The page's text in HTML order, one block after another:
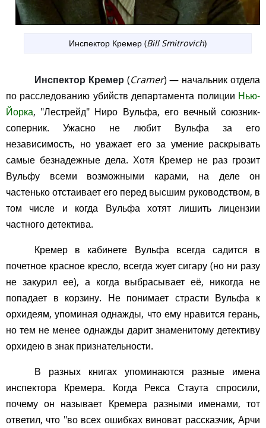
Инспектор Кремер (Bill Smitrovich)
Инспектор Кремер (Cramer) — начальник отдела
по расследованию убийств департамента полиции Нью-
Йорка, "Лестрейд" Ниро Вульфа, его вечный союзник-
соперник. Ужасно не любит Вульфа за его
независимость, но уважает его за умение раскрывать
самые безнадежные дела. Хотя Кремер не раз грозит
Вульфу всеми возможными карами, на деле он
частенько отстаивает его перед высшим руководством, в
том числе и когда Вульфа хотят лишить лицензии
частного детектива.
Кремер в кабинете Вульфа всегда садится в
почетное красное кресло, всегда жует сигару (но ни разу
не закурил ее), а когда выбрасывает её, никогда не
попадает в корзину. Не понимает страсти Вульфа к
орхидеям, упоминая однажды, что ему нравится герань,
но тем не менее однажды дарит знаменитому детективу
орхидею в знак признательности.
В разных книгах упоминаются разные имена
инспектора Кремера. Когда Рекса Стаута спросили,
почему он называет Кремера разными именами, тот
ответил, что "во всех ошибках виноват рассказчик, Арчи